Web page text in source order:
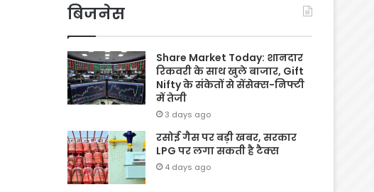
बिजनेस
Share Market Today: शानदार
रिकवरी के साथ खुले बाजार, Gift
Nifty के संकेतों से सेंसेक्स-निफ्टी
में तेजी
3 days ago
रसोई गैस पर बड़ी खबर, सरकार
LPG पर लगा सकती है टैक्स
4 days ago